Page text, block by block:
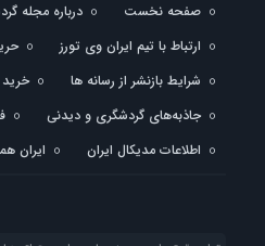
صفحه نخست
درباره مجله
ارتباط با تیم ایران وی تورز
شرایط بازنشر از رسانه ها
خرید
جاذبه‌های گردشگری و دیدنی
اطلاعات مدیکال ایران
ایران